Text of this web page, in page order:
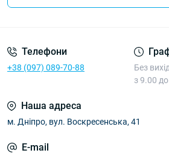
Телефони
+38 (097) 089-70-88
Без
з 9.00
Наша адреса
м. Дніпро, вул. Воскресенська, 41
E-mail